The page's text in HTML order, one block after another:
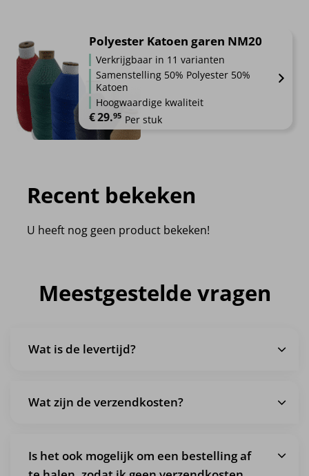
Polyester Katoen garen NM20
Verkrijgbaar in 11 varianten
Samenstelling 50% Polyester 50%
Katoen
Hoogwaardige kwaliteit
€29.95 Per stuk
Recent bekeken
U heeft nog geen product bekeken!
Meestgestelde vragen
Wat is de levertijd?
Wat zijn de verzendkosten?
Is het ook mogelijk om een bestelling af